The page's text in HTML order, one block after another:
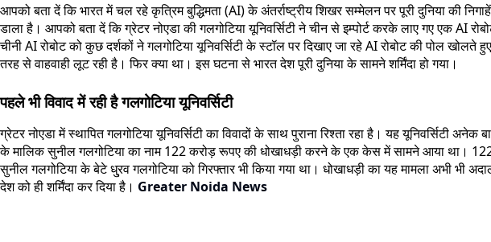
आपको बता दें कि भारत में चल रहे कृत्रिम बुद्धिमता (AI) के अंतर्राष्ट्रीय शिखर सम्मेलन पर पूरी दुनिया की
डाला है। आपको बता दें कि ग्रेटर नोएडा की गलगोटिया यूनिवर्सिटी ने चीन से इम्पोर्ट करके लाए गए एक AI
चीनी AI रोबोट को कुछ दर्शकों ने गलगोटिया यूनिवर्सिटी के स्टॉल पर दिखाए जा रहे AI रोबोट की पोल खोलते
तरह से वाहवाही लूट रही है। फिर क्या था। इस घटना से भारत देश पूरी दुनिया के सामने शर्मिंदा हो गया।
पहले भी विवाद में रही है गलगोटिया यूनिवर्सिटी
ग्रेटर नोएडा में स्थापित गलगोटिया यूनिवर्सिटी का विवादों के साथ पुराना रिश्ता रहा है। यह यूनिवर्सिटी
के मालिक सुनील गलगोटिया का नाम 122 करोड़ रूपए की धोखाधड़ी करने के एक केस में सामने आया था। 122
सुनील गलगोटिया के बेटे धु्रव गलगोटिया को गिरफ्तार भी किया गया था। धोखाधड़ी का यह मामला अभी भी
देश को ही शर्मिंदा कर दिया है। Greater Noida News